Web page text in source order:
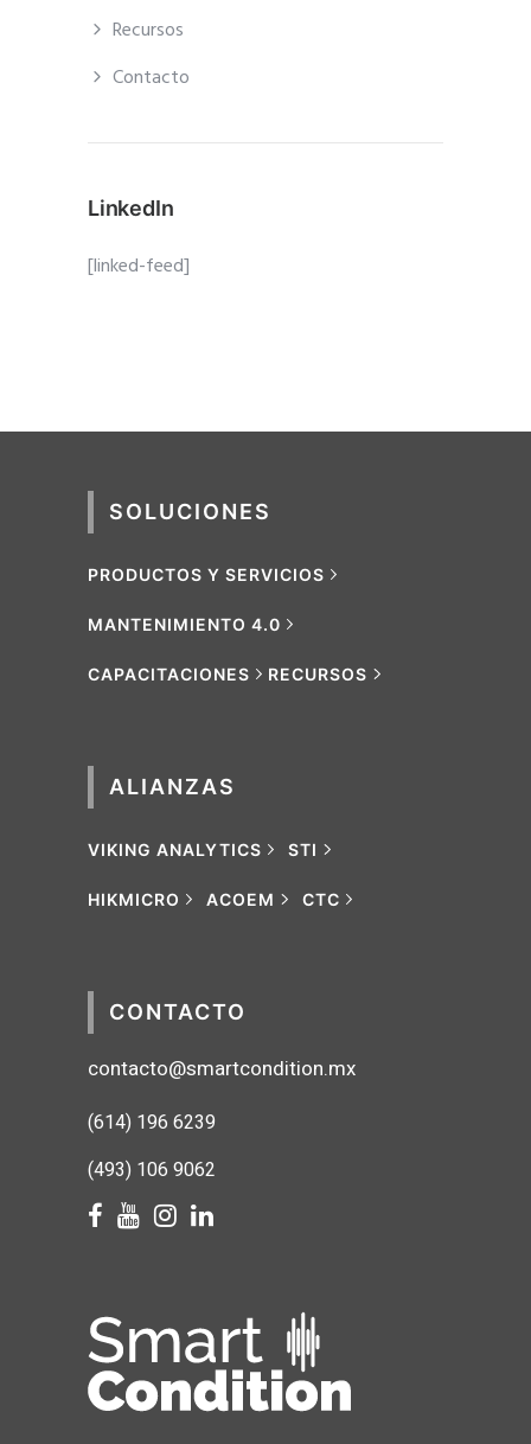
Recursos
Contacto
LinkedIn
[linked-feed]
SOLUCIONES
PRODUCTOS Y SERVICIOS
MANTENIMIENTO 4.0
CAPACITACIONES RECURSOS
ALIANZAS
VIKING ANALYTICS STI
HIKMICRO ACOEM CTC
CONTACTO
contacto@smartcondition.mx
(614) 196 6239
(493) 106 9062